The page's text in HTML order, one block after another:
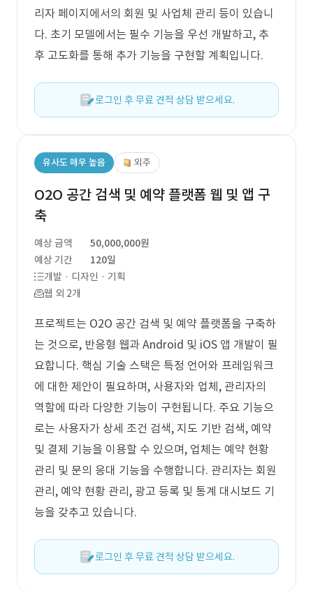
리자 페이지에서의 회원 및 사업체 관리 등이 있습니
다. 초기 모델에서는 필수 기능을 우선 개발하고, 추
후 고도화를 통해 추가 기능을 구현할 계획입니다.
로그인 후 무료 견적 상담 받으세요.
유사도 매우 높음 외주
O2O 공간 검색 및 예약 플랫폼 웹 및 앱 구
축
예상 금액
50,000,000원
예상 기간
120일
개발 · 디자인 · 기획
웹 외 2개
프로젝트는 O2O 공간 검색 및 예약 플랫폼을 구축하
는 것으로, 반응형 웹과 Android 및 iOS 앱 개발이 필
요합니다. 핵심 기술 스택은 특정 언어와 프레임워크
에 대한 제안이 필요하며, 사용자와 업체, 관리자의
역할에 따라 다양한 기능이 구현됩니다. 주요 기능으
로는 사용자가 상세 조건 검색, 지도 기반 검색, 예약
및 결제 기능을 이용할 수 있으며, 업체는 예약 현황
관리 및 문의 응대 기능을 수행합니다. 관리자는 회원
관리, 예약 현황 관리, 광고 등록 및 통계 대시보드 기
능을 갖추고 있습니다.
로그인 후 무료 견적 상담 받으세요.